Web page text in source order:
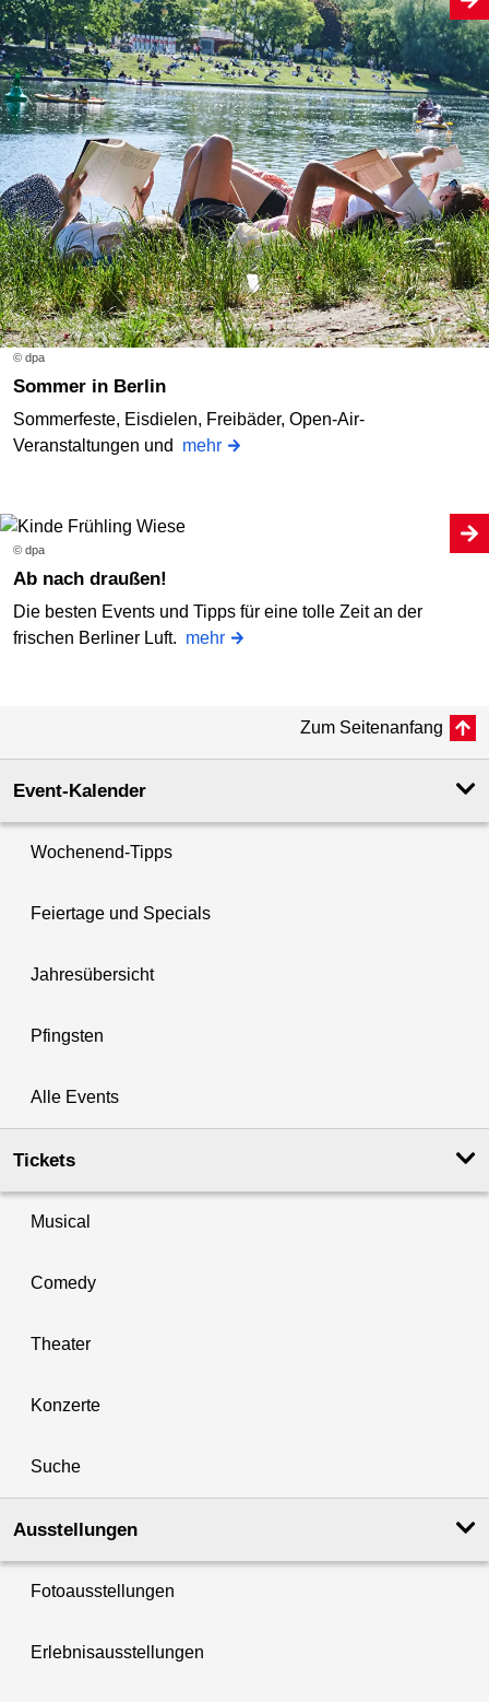
© dpa
Sommer in Berlin
Sommerfeste, Eisdielen, Freibäder, Open-Air-
Veranstaltungen und mehr
© dpa
Ab nach draußen!
Die besten Events und Tipps für eine tolle Zeit an der
frischen Berliner Luft. mehr
Zum Seitenanfang
Event-Kalender
Wochenend-Tipps
Feiertage und Specials
Jahresübersicht
Pfingsten
Alle Events
Tickets
Musical
Comedy
Theater
Konzerte
Suche
Ausstellungen
Fotoausstellungen
Erlebnisausstellungen